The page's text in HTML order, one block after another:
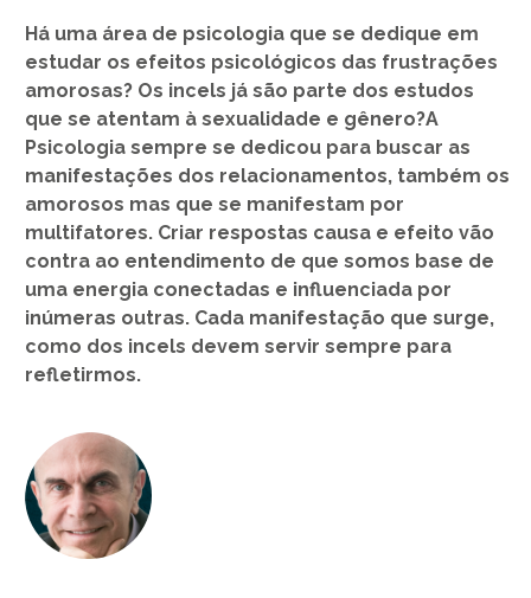
Há uma área de psicologia que se dedique em
estudar os efeitos psicológicos das frustrações
amorosas? Os incels já são parte dos estudos
que se atentam à sexualidade e gênero?A
Psicologia sempre se dedicou para buscar as
manifestações dos relacionamentos, também os
amorosos mas que se manifestam por
multifatores. Criar respostas causa e efeito vão
contra ao entendimento de que somos base de
uma energia conectadas e influenciada por
inúmeras outras. Cada manifestação que surge,
como dos incels devem servir sempre para
refletirmos.